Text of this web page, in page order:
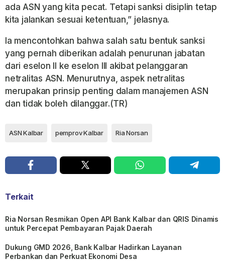
ada ASN yang kita pecat. Tetapi sanksi disiplin tetap
kita jalankan sesuai ketentuan,” jelasnya.
Ia mencontohkan bahwa salah satu bentuk sanksi
yang pernah diberikan adalah penurunan jabatan
dari eselon II ke eselon III akibat pelanggaran
netralitas ASN. Menurutnya, aspek netralitas
merupakan prinsip penting dalam manajemen ASN
dan tidak boleh dilanggar.(TR)
ASN Kalbar pemprov Kalbar Ria Norsan
Terkait
Ria Norsan Resmikan Open API Bank Kalbar dan QRIS Dinamis
untuk Percepat Pembayaran Pajak Daerah
Dukung GMD 2026, Bank Kalbar Hadirkan Layanan
Perbankan dan Perkuat Ekonomi Desa